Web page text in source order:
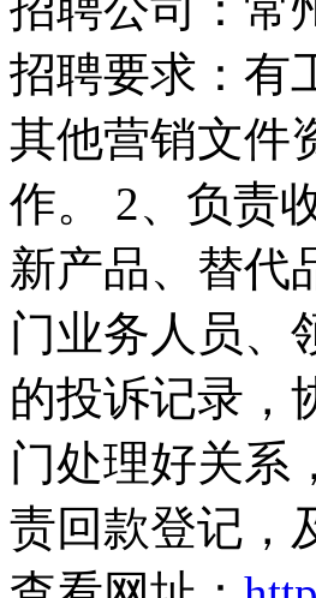
招聘要求：有
其他营销文件
作。 2、负责
新产品、替代
门业务人员、
的投诉记录，
门处理好关系
责回款登记，